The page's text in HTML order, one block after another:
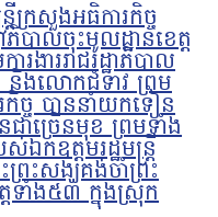
ក្រសួងអធិការកិច្ច
ភិបាលចុះមូលដ្ឋានខេត្ត
រងាររាជរដ្ឋាភិបាល
និងលោកជំទាវ ព្រម
កិច្ច បាននាំយកទៀន
ាច្រើនមុខ ព្រមទាំង
ឯកឧត្តមរដ្ឋមន្រ្តី
រះសង្ឃគង់ចាំព្រះ
ទាំង៥៣ ក្នុងស្រុក